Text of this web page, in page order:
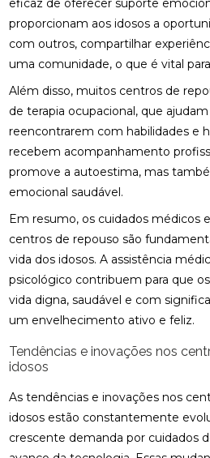
eficaz de oferecer suporte
proporcionam aos idosos a
com outros, compartilhar
uma comunidade, o que é vital
Além disso, muitos centros de
de terapia ocupacional, que
reencontrarem com habilidades e
recebem acompanhamento
promove a autoestima, mas
emocional saudável.
Em resumo, os cuidados médicos
centros de repouso são
vida dos idosos. A assistência
psicológico contribuem para que
vida digna, saudável e com
um envelhecimento ativo e feliz.
Tendências e inovações nos
idosos
As tendências e inovações nos
idosos estão constantemente
crescente demanda por cuidados